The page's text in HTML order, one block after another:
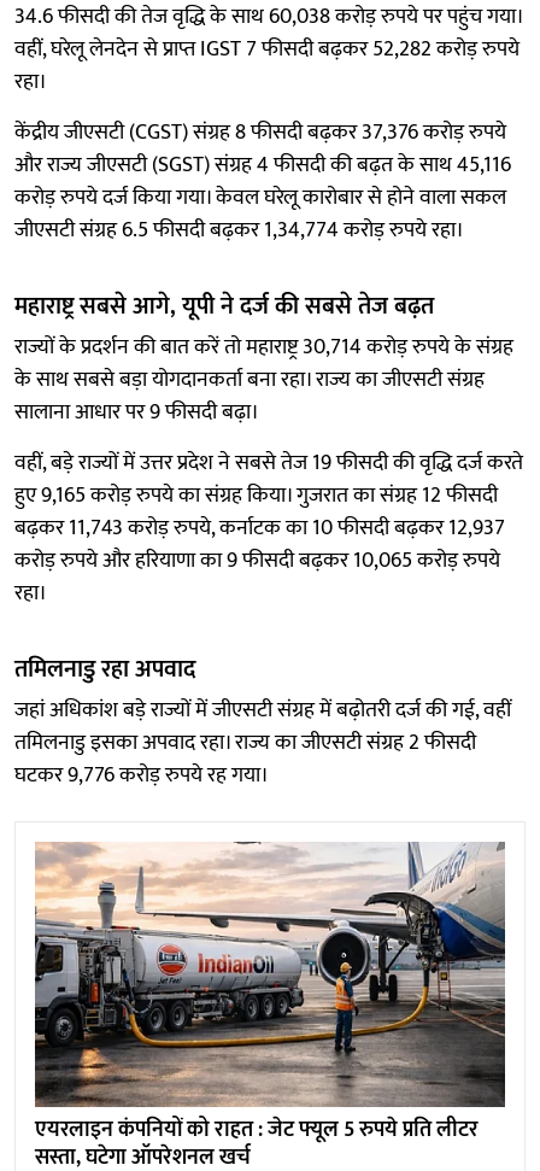
34.6 फीसदी की तेज वृद्धि के साथ 60,038 करोड़ रुपये पर पहुंच गया।
वहीं, घरेलू लेनदेन से प्राप्त IGST 7 फीसदी बढ़कर 52,282 करोड़ रुपये
रहा।
केंद्रीय जीएसटी (CGST) संग्रह 8 फीसदी बढ़कर 37,376 करोड़ रुपये
और राज्य जीएसटी (SGST) संग्रह 4 फीसदी की बढ़त के साथ 45,116
करोड़ रुपये दर्ज किया गया। केवल घरेलू कारोबार से होने वाला सकल
जीएसटी संग्रह 6.5 फीसदी बढ़कर 1,34,774 करोड़ रुपये रहा।
महाराष्ट्र सबसे आगे, यूपी ने दर्ज की सबसे तेज बढ़त
राज्यों के प्रदर्शन की बात करें तो महाराष्ट्र 30,714 करोड़ रुपये के संग्रह
के साथ सबसे बड़ा योगदानकर्ता बना रहा। राज्य का जीएसटी संग्रह
सालाना आधार पर 9 फीसदी बढ़ा।
वहीं, बड़े राज्यों में उत्तर प्रदेश ने सबसे तेज 19 फीसदी की वृद्धि दर्ज करते
हुए 9,165 करोड़ रुपये का संग्रह किया। गुजरात का संग्रह 12 फीसदी
बढ़कर 11,743 करोड़ रुपये, कर्नाटक का 10 फीसदी बढ़कर 12,937
करोड़ रुपये और हरियाणा का 9 फीसदी बढ़कर 10,065 करोड़ रुपये
रहा।
तमिलनाडु रहा अपवाद
जहां अधिकांश बड़े राज्यों में जीएसटी संग्रह में बढ़ोतरी दर्ज की गई, वहीं
तमिलनाडु इसका अपवाद रहा। राज्य का जीएसटी संग्रह 2 फीसदी
घटकर 9,776 करोड़ रुपये रह गया।
एयरलाइन कंपनियों को राहत : जेट फ्यूल 5 रुपये प्रति लीटर
सस्ता, घटेगा ऑपरेशनल खर्च